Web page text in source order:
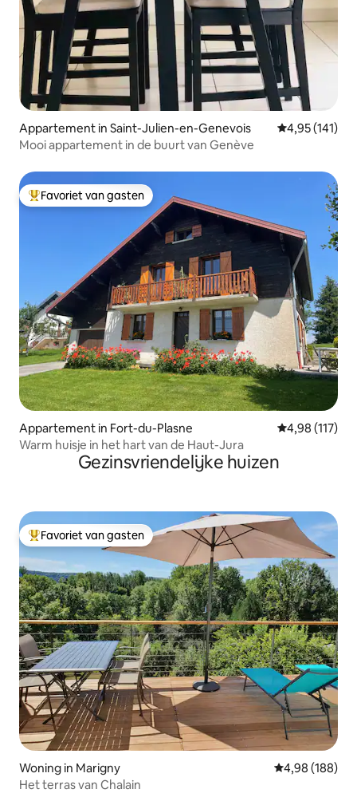
Appartement in Saint-Julien-en-Genevois Gemiddelde
4,95 (141)
Mooi appartement in de buurt van Genève
Topfavoriet van gasten
Favoriet van gasten
Appartement in Fort-du-Plasne Gemiddelde
4,98 (117)
Warm huisje in het hart van de Haut-Jura
Gezinsvriendelijke huizen
Topfavoriet van gasten
Favoriet van gasten
Woning in Marigny Gemiddelde
4,98 (188)
Het terras van Chalain